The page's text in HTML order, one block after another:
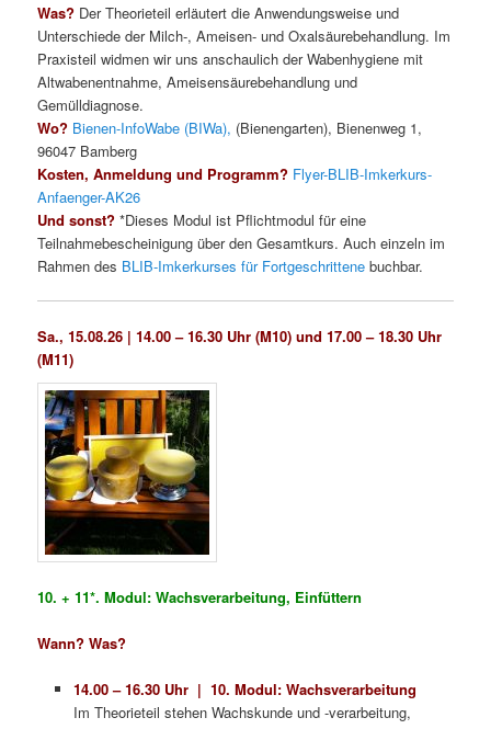
Was? Der Theorieteil erläutert die Anwendungsweise und
Unterschiede der Milch-, Ameisen- und Oxalsäurebehandlung. Im
Praxisteil widmen wir uns anschaulich der Wabenhygiene mit
Altwabenentnahme, Ameisensäurebehandlung und
Gemülldiagnose.
Wo? Bienen-InfoWabe (BIWa), (Bienengarten), Bienenweg 1,
96047 Bamberg
Kosten, Anmeldung und Programm? Flyer-BLIB-Imkerkurs-
Anfaenger-AK26
Und sonst?*Dieses Modul ist Pflichtmodul für eine
Teilnahmebescheinigung über den Gesamtkurs. Auch einzeln im
Rahmen des BLIB-Imkerkurses für Fortgeschrittene buchbar.
Sa., 15.08.26 | 14.00 – 16.30 Uhr (M10) und 17.00 – 18.30 Uhr
(M11)
10. + 11*. Modul: Wachsverarbeitung, Einfüttern
Wann? Was?
14.00 – 16.30 Uhr | 10. Modul: Wachsverarbeitung
Im Theorieteil stehen Wachskunde und -verarbeitung,